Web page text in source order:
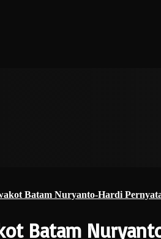
Batam Nuryanto-Hardi
Batam